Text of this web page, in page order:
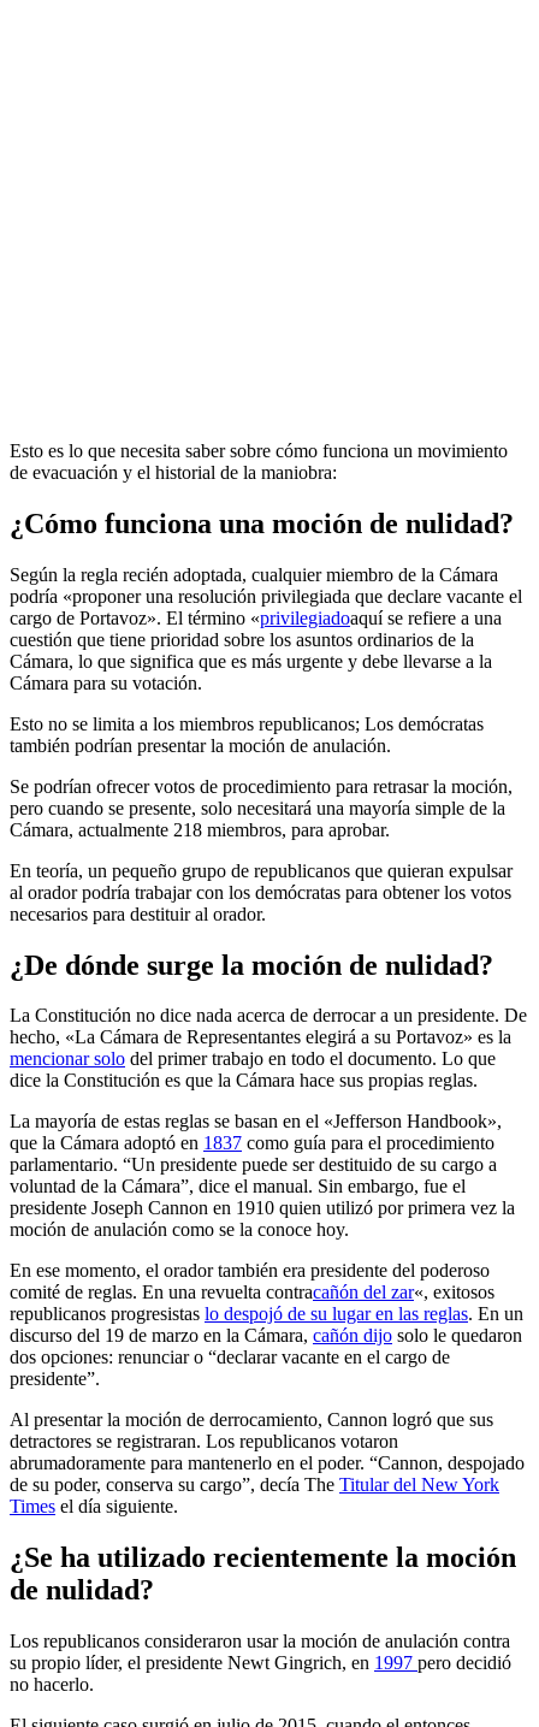
Esto es lo que necesita saber sobre cómo funciona un movimiento
de evacuación y el historial de la maniobra:
¿Cómo funciona una moción de nulidad?
Según la regla recién adoptada, cualquier miembro de la Cámara
podría «proponer una resolución privilegiada que declare vacante el
cargo de Portavoz». El término «privilegiadoaquí se refiere a una
cuestión que tiene prioridad sobre los asuntos ordinarios de la
Cámara, lo que significa que es más urgente y debe llevarse a la
Cámara para su votación.
Esto no se limita a los miembros republicanos; Los demócratas
también podrían presentar la moción de anulación.
Se podrían ofrecer votos de procedimiento para retrasar la moción,
pero cuando se presente, solo necesitará una mayoría simple de la
Cámara, actualmente 218 miembros, para aprobar.
En teoría, un pequeño grupo de republicanos que quieran expulsar
al orador podría trabajar con los demócratas para obtener los votos
necesarios para destituir al orador.
¿De dónde surge la moción de nulidad?
La Constitución no dice nada acerca de derrocar a un presidente. De
hecho, «La Cámara de Representantes elegirá a su Portavoz» es la
mencionar solo del primer trabajo en todo el documento. Lo que
dice la Constitución es que la Cámara hace sus propias reglas.
La mayoría de estas reglas se basan en el «Jefferson Handbook»,
que la Cámara adoptó en 1837 como guía para el procedimiento
parlamentario. “Un presidente puede ser destituido de su cargo a
voluntad de la Cámara”, dice el manual. Sin embargo, fue el
presidente Joseph Cannon en 1910 quien utilizó por primera vez la
moción de anulación como se la conoce hoy.
En ese momento, el orador también era presidente del poderoso
comité de reglas. En una revuelta contracañón del zar«, exitosos
republicanos progresistas lo despojó de su lugar en las reglas. En un
discurso del 19 de marzo en la Cámara, cañón dijo solo le quedaron
dos opciones: renunciar o “declarar vacante en el cargo de
presidente”.
Al presentar la moción de derrocamiento, Cannon logró que sus
detractores se registraran. Los republicanos votaron
abrumadoramente para mantenerlo en el poder. “Cannon, despojado
de su poder, conserva su cargo”, decía The Titular del New York
Times el día siguiente.
¿Se ha utilizado recientemente la moción
de nulidad?
Los republicanos consideraron usar la moción de anulación contra
su propio líder, el presidente Newt Gingrich, en 1997 pero decidió
no hacerlo.